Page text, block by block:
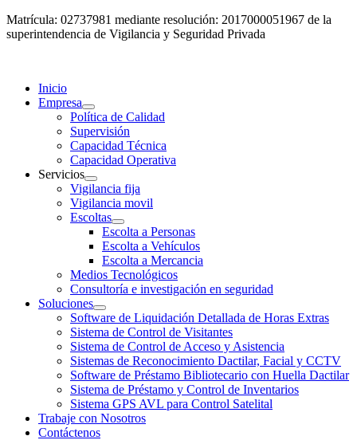
Matrícula: 02737981 mediante resolución: 2017000051967 de la
superintendencia de Vigilancia y Seguridad Privada
Inicio
Empresa
Política de Calidad
Supervisión
Capacidad Técnica
Capacidad Operativa
Servicios
Vigilancia fija
Vigilancia movil
Escoltas
Escolta a Personas
Escolta a Vehículos
Escolta a Mercancia
Medios Tecnológicos
Consultoría e investigación en seguridad
Soluciones
Software de Liquidación Detallada de Horas Extras
Sistema de Control de Visitantes
Sistema de Control de Acceso y Asistencia
Sistemas de Reconocimiento Dactilar, Facial y CCTV
Software de Préstamo Bibliotecario con Huella Dactilar
Sistema de Préstamo y Control de Inventarios
Sistema GPS AVL para Control Satelital
Trabaje con Nosotros
Contáctenos